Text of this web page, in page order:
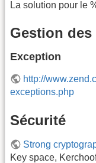
La solution pour le
Gestion des
Exception
http://
exceptions.php
Sécurité
Strong
Key space,